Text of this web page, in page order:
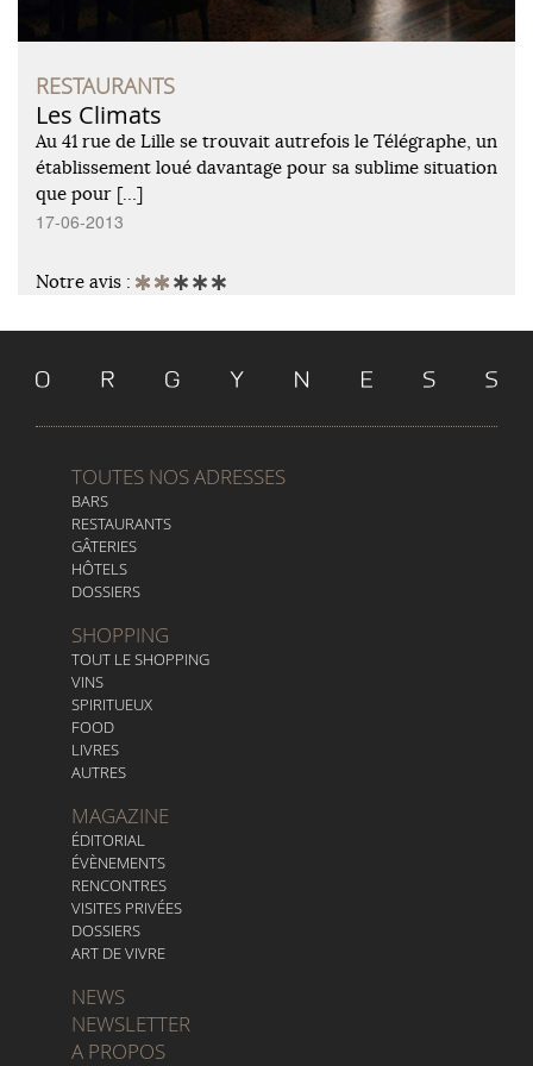
RESTAURANTS
Les Climats
Au 41 rue de Lille se trouvait autrefois le Télégraphe, un
établissement loué davantage pour sa sublime situation
que pour […]
17-06-2013
Notre avis :
TOUTES NOS ADRESSES
BARS
RESTAURANTS
GÂTERIES
HÔTELS
DOSSIERS
SHOPPING
TOUT LE SHOPPING
VINS
SPIRITUEUX
FOOD
LIVRES
AUTRES
MAGAZINE
ÉDITORIAL
ÉVÈNEMENTS
RENCONTRES
VISITES PRIVÉES
DOSSIERS
ART DE VIVRE
NEWS
NEWSLETTER
A PROPOS